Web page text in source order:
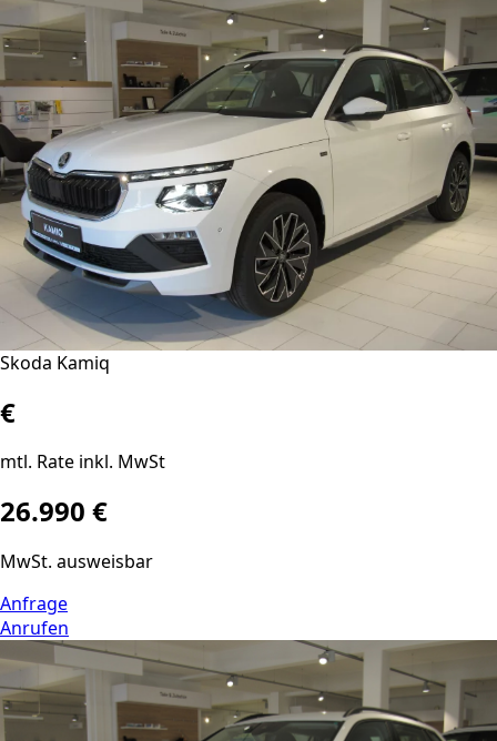
Skoda Kamiq
€
mtl. Rate inkl. MwSt
26.990 €
MwSt. ausweisbar
Anfrage
Anrufen